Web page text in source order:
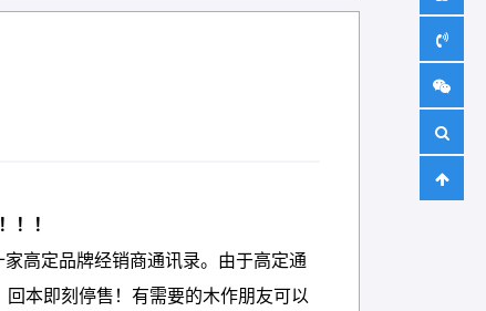
！！
高定品牌经销商通讯录。由于高定通
本即刻停售！有需要的木作朋友可以